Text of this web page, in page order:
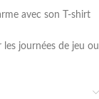
avec son T-shirt
journées de jeu ou